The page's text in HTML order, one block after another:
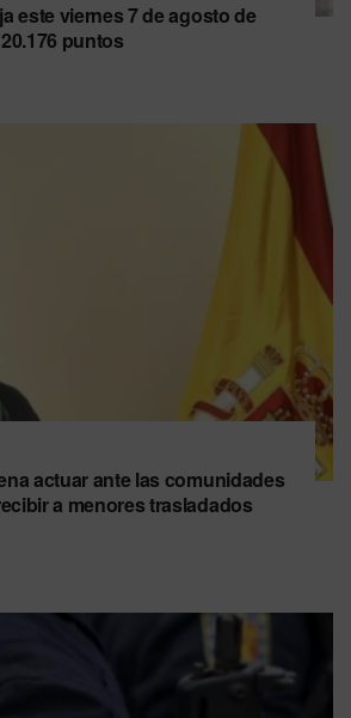
este viernes 7 de agosto de
puntos
actuar ante las comunidades
a menores trasladados